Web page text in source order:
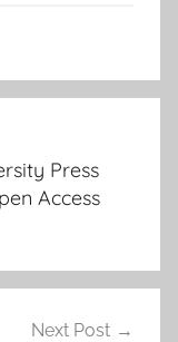
Press
Access
Next Post